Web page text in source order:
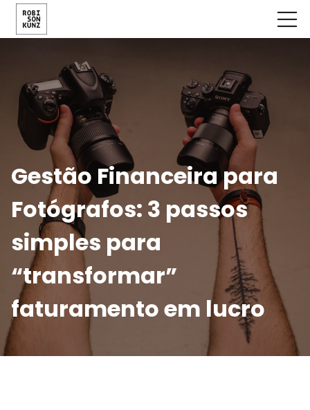
Gestão Financeira para
Fotógrafos: 3 passos
simples para
“transformar”
faturamento em lucro